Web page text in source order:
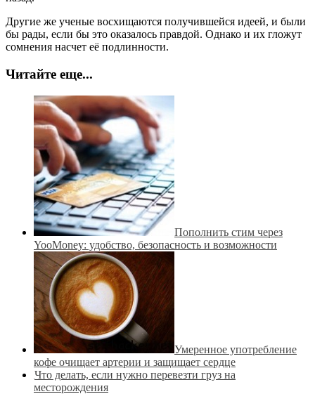
Другие же ученые восхищаются получившейся идеей, и были
бы рады, если бы это оказалось правдой. Однако и их гложут
сомнения насчет её подлинности.
Читайте еще...
Пополнить стим через
YooMoney: удобство, безопасность и возможности
Умеренное употребление
кофе очищает артерии и защищает сердце
Что делать, если нужно перевезти груз на
месторождения